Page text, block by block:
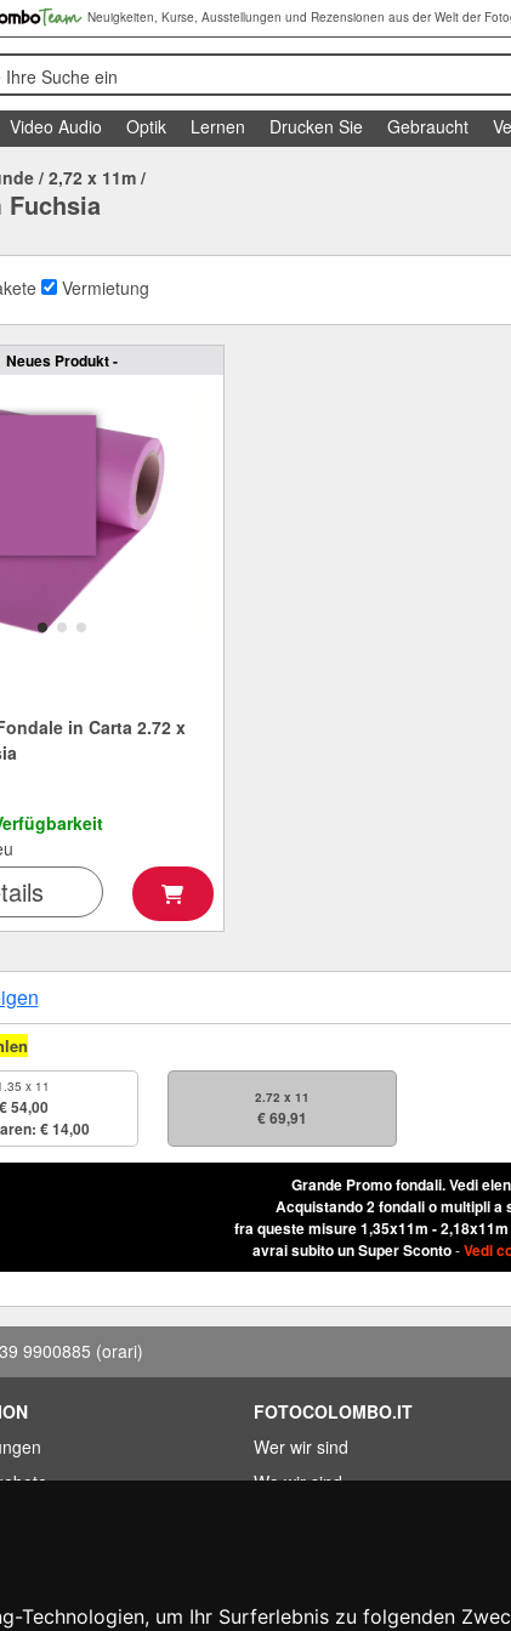
Technologien, um Ihr Surferlebnis zu folgenden
Neuigkeiten, Kurse, Ausstellungen und Rezensionen aus der Welt der
Ihre Suche ein
Video Audio Optik Lernen Drucken Sie Gebraucht
/ 2,72 x 11m /
Fuchsia
Vermietung
Neues Produkt -
in Carta 2.72 x
x 11
€ 54,00
€ 14,00
2.72 x 11
€ 69,91
Grande Promo fondali.Vedi
Acquistando 2 fondali o multipli a
fra queste misure 1,35x11m -
avrai subito un Super Sconto-Vedi
9900885 (orari)
FOTOCOLOMBO.IT
Wer wir sind
Wo wir sind